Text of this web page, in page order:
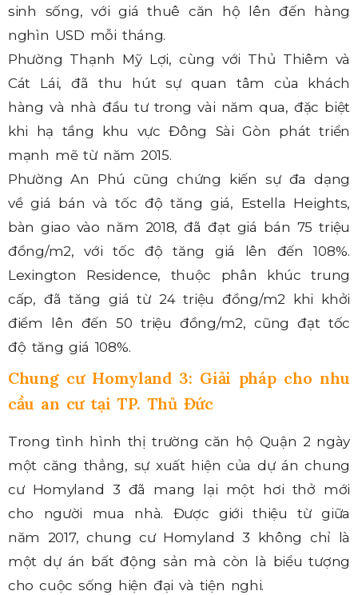
sinh sống, với giá thuê căn hộ lên đến hàng
nghìn USD mỗi tháng.
Phường Thạnh Mỹ Lợi, cùng với Thủ Thiêm và
Cát Lái, đã thu hút sự quan tâm của khách
hàng và nhà đầu tư trong vài năm qua, đặc biệt
khi hạ tầng khu vực Đông Sài Gòn phát triển
mạnh mẽ từ năm 2015.
Phường An Phú cũng chứng kiến sự đa dạng
về giá bán và tốc độ tăng giá, Estella Heights,
bàn giao vào năm 2018, đã đạt giá bán 75 triệu
đồng/m2, với tốc độ tăng giá lên đến 108%.
Lexington Residence, thuộc phân khúc trung
cấp, đã tăng giá từ 24 triệu đồng/m2 khi khởi
điểm lên đến 50 triệu đồng/m2, cũng đạt tốc
độ tăng giá 108%.
Chung cư Homyland 3: Giải pháp cho nhu
cầu an cư tại TP. Thủ Đức
Trong tình hình thị trường căn hộ Quận 2 ngày
một căng thẳng, sự xuất hiện của dự án chung
cư Homyland 3 đã mang lại một hơi thở mới
cho người mua nhà. Được giới thiệu từ giữa
năm 2017, chung cư Homyland 3 không chỉ là
một dự án bất động sản mà còn là biểu tượng
cho cuộc sống hiện đại và tiện nghi.